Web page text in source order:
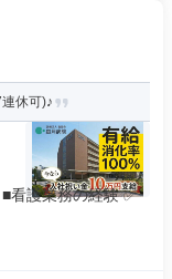
休可)♪
看護業務の経験 ✅